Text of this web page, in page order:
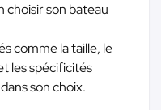
choisir son bateau
comme la taille, le
les spécificités
son choix.